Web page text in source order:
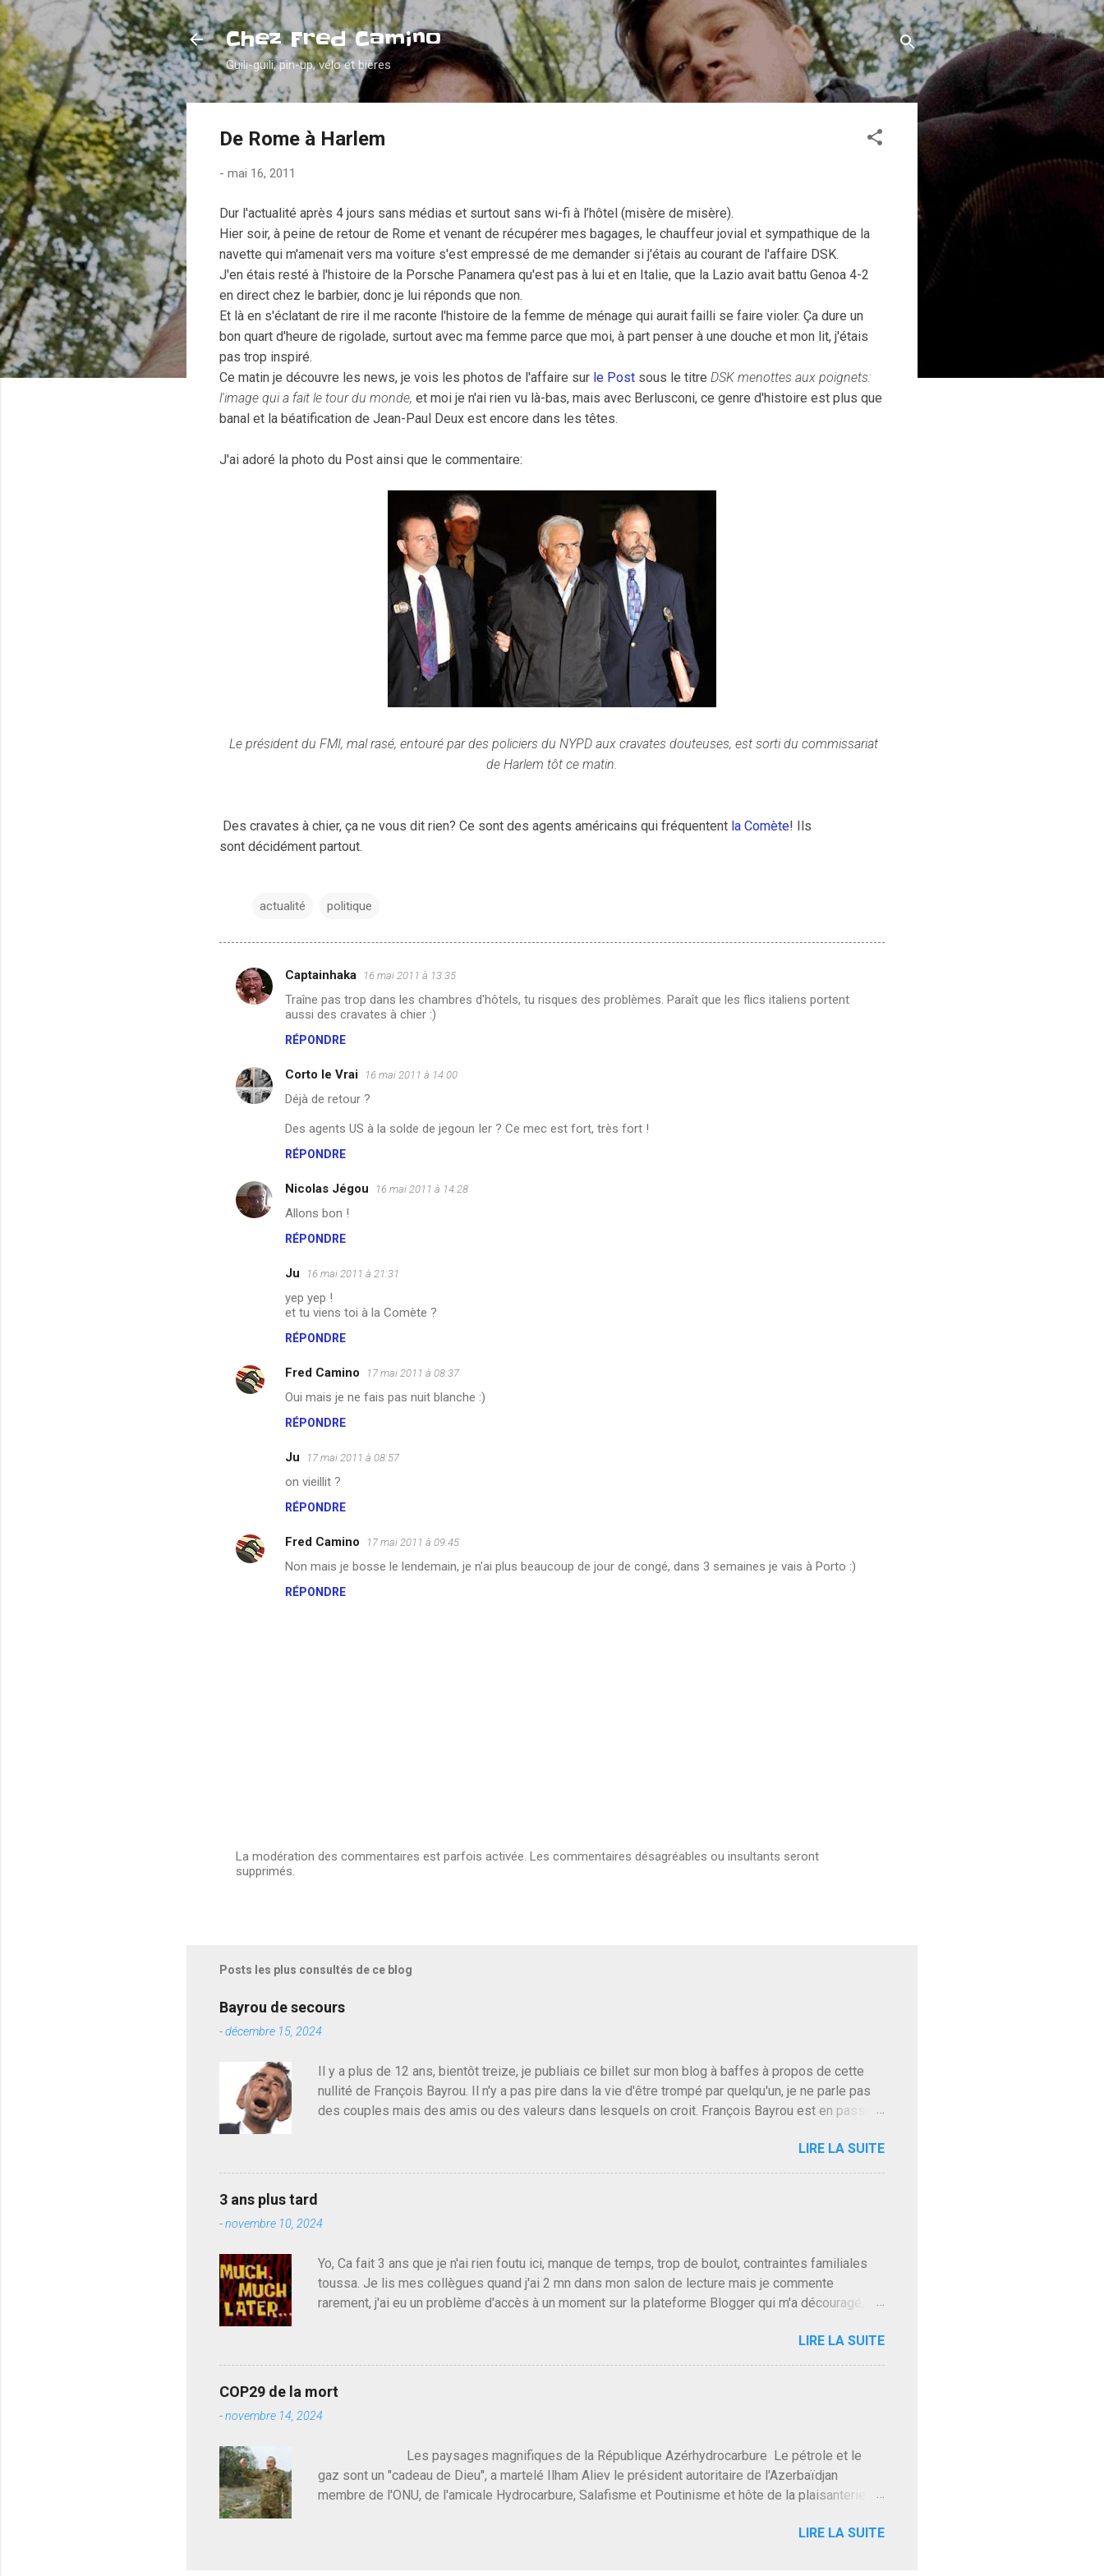
Accéder au contenu principal
Chez Fred Camino
Guili-guili, pin-up, vélo et bières
De Rome à Harlem
- mai 16, 2011
Dur l'actualité après 4 jours sans médias et surtout sans wi-fi à l’hôtel (misère de misère).
Hier soir, à peine de retour de Rome et venant de récupérer mes bagages, le chauffeur jovial et sympathique de la
navette qui m'amenait vers ma voiture s'est empressé de me demander si j'étais au courant de l'affaire DSK.
J'en étais resté à l'histoire de la Porsche Panamera qu'est pas à lui et en Italie, que la Lazio avait battu Genoa 4-2
en direct chez le barbier, donc je lui réponds que non.
Et là en s'éclatant de rire il me raconte l'histoire de la femme de ménage qui aurait failli se faire violer. Ça dure un
bon quart d'heure de rigolade, surtout avec ma femme parce que moi, à part penser à une douche et mon lit, j'étais
pas trop inspiré.
Ce matin je découvre les news, je vois les photos de l'affaire sur le Post sous le titre DSK menottes aux poignets:
l'image qui a fait le tour du monde, et moi je n'ai rien vu là-bas, mais avec Berlusconi, ce genre d'histoire est plus que
banal et la béatification de Jean-Paul Deux est encore dans les têtes.
J'ai adoré la photo du Post ainsi que le commentaire:
Le président du FMI, mal rasé, entouré par des policiers du NYPD aux cravates douteuses, est sorti du commissariat
de Harlem tôt ce matin.
Des cravates à chier, ça ne vous dit rien? Ce sont des agents américains qui fréquentent la Comète! Ils
sont décidément partout.
actualité politique
C
o
e
n
r
e
Captainhaka 16 mai 2011 à 13:35
Traîne pas trop dans les chambres d'hôtels, tu risques des problèmes. Paraît que les flics italiens portent
aussi des cravates à chier :)
RÉPONDRE
Corto le Vrai 16 mai 2011 à 14:00
Déjà de retour ?
Des agents US à la solde de jegoun Ier ? Ce mec est fort, très fort !
RÉPONDRE
Nicolas Jégou 16 mai 2011 à 14:28
Allons bon !
RÉPONDRE
Ju 16 mai 2011 à 21:31
yep yep !
et tu viens toi à la Comète ?
RÉPONDRE
Fred Camino 17 mai 2011 à 08:37
Oui mais je ne fais pas nuit blanche :)
RÉPONDRE
Ju 17 mai 2011 à 08:57
on vieillit ?
RÉPONDRE
Fred Camino 17 mai 2011 à 09:45
Non mais je bosse le lendemain, je n'ai plus beaucoup de jour de congé, dans 3 semaines je vais à Porto :)
RÉPONDRE
E
t
e
r
u
m
m
e
n
r
La modération des commentaires est parfois activée. Les commentaires désagréables ou insultants seront
supprimés.
Posts les plus consultés de ce blog
Bayrou de secours
-décembre 15, 2024
Il y a plus de 12 ans, bientôt treize, je publiais ce billet sur mon blog à baffes à propos de cette
nullité de François Bayrou. Il n'y a pas pire dans la vie d'être trompé par quelqu'un, je ne parle pas
des couples mais des amis ou des valeurs dans lesquels on croit. François Bayrou est en passe
déjà le candidat de la droite molle plus proche de Sarkozy que de Hollande, sinon il serait candidat
du centre de la gauche molle mais quand on écoutait ses discours critiques presque sincères
de l'Assemblée ou du Sénat. Ou assister au débarquement des américains en Normandie. Bayrou
LIRE LA SUITE
3 ans plus tard
-novembre 10, 2024
Yo, Ca fait 3 ans que je n'ai rien foutu ici, manque de temps, trop de boulot, contraintes familiales
toussa. Je lis mes collègues quand j'ai 2 mn dans mon salon de lecture mais je commente
rarement, j'ai eu un problème d'accès à un moment sur la plateforme Blogger qui m'a découragé,
pouvoir, Vlad Poutine qui a déclaré la guerre à l'Europe via l'Ukraine reçoit des troupes de Kim Mes
Couilles Un, Les islamistes de la religion de paix et d'amour déclenchent l'intifada mondiale après
demandait pas plus sont un tantinet excessif . Quelque part je ne peux pas franchement lui en
vouloir, quand un attentat touche ton pays avec 1700 morts, tu as envie d'exploser la gueule de
LIRE LA SUITE
COP29 de la mort
-novembre 14, 2024
Les paysages magnifiques de la République Azérhydrocarbure Le pétrole et le
gaz sont un "cadeau de Dieu", a martelé Ilham Aliev le président autoritaire de l'Azerbaïdjan
membre de l'ONU, de l'amicale Hydrocarbure, Salafisme et Poutinisme et hôte de la plaisanterie
le mieux c'est d'en crever directement. On pourrait en rire mais ce dictateur d'une autre époque est
LIRE LA SUITE